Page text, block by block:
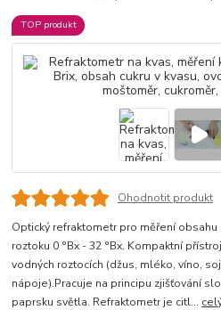
TOP produkt
Ohodnotit produkt
Optický refraktometr pro měření obsahu
roztoku 0 °Bx - 32 °Bx. Kompaktní
vodných roztocích (džus, mléko, víno,
nápoje).Pracuje na principu zjišťování
paprsku světla. Refraktometr je citl...